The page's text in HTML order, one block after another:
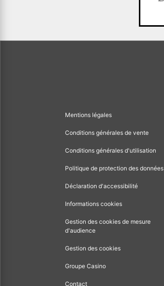
Mentions légales
Conditions générales de vente
Conditions générales d'utilisation
Politique de protection des données
Déclaration d'accessibilité
Informations cookies
Gestion des cookies de mesure
d'audience
Gestion des cookies
Groupe Casino
Contact